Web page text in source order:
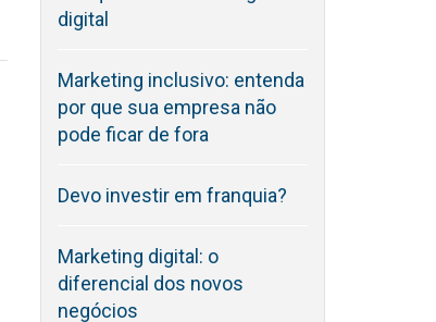
digital
Marketing inclusivo: entenda
por que sua empresa não
pode ficar de fora
Devo investir em franquia?
Marketing digital: o
diferencial dos novos
negócios